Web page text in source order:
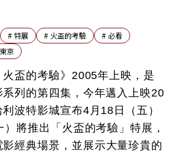
# 特展 # 火盃的考驗 #必看
東京
火盃的考驗》2005年上映，是
系列的第四集，今年邁入上映20
波特影城宣布4月18日（五）
）將推出「火盃的考驗」特展，
經典場景，並展示大量珍貴的